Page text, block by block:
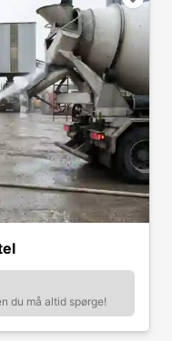
du må altid spørge!